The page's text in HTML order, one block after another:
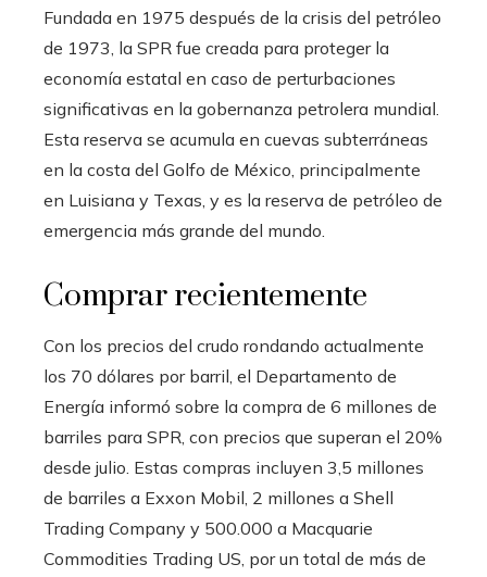
Fundada en 1975 después de la crisis del petróleo
de 1973, la SPR fue creada para proteger la
economía estatal en caso de perturbaciones
significativas en la gobernanza petrolera mundial.
Esta reserva se acumula en cuevas subterráneas
en la costa del Golfo de México, principalmente
en Luisiana y Texas, y es la reserva de petróleo de
emergencia más grande del mundo.
Comprar recientemente
Con los precios del crudo rondando actualmente
los 70 dólares por barril, el Departamento de
Energía informó sobre la compra de 6 millones de
barriles para SPR, con precios que superan el 20%
desde julio. Estas compras incluyen 3,5 millones
de barriles a Exxon Mobil, 2 millones a Shell
Trading Company y 500.000 a Macquarie
Commodities Trading US, por un total de más de